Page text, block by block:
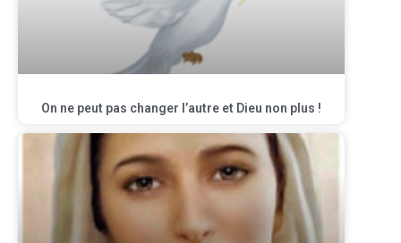
On ne peut pas changer l’autre et Dieu non plus !